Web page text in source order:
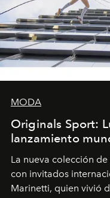
MODA
Originals Sport:
lanzamiento
La nueva colección
con invitados
Marinetti, quien vivió